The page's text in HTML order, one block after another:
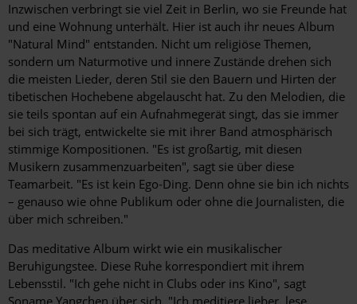
Inzwischen verbringt sie viel Zeit in Berlin, wo sie Freunde hat
und eine Wohnung unterhält. Hier ist auch ihr neues Album
"Natural Mind" entstanden. Nicht um religiöse Themen,
sondern um Naturmotive und innere Zustände drehen sich
die meisten Lieder, deren Stil sie den Bauern und Hirten der
tibetischen Hochebene abgelauscht hat. Zu den Melodien, die
sie teils spontan auf ein Aufnahmegerät singt, das sie immer
bei sich trägt, entwickelte sie mit ihrer Band atmosphärisch
stimmige Kompositionen. "Es ist großartig, mit diesen
Musikern zusammenzuarbeiten", sagt sie über diese
Teamarbeit. "Es ist kein Ego-Ding. Denn ohne sie bin ich nichts
– genauso wie ohne Publikum oder ohne die Journalisten, die
über mich schreiben."
Das meditative Album wirkt wie ein musikalischer
Beruhigungstee. Diese Ruhe korrespondiert mit ihrem
Lebensstil. "Ich gehe nicht in Clubs oder ins Kino", sagt